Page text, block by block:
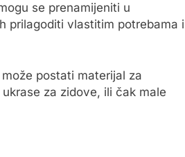
se prenamijeniti u
prilagoditi vlastitim potrebama i
postati materijal za
za zidove, ili čak male